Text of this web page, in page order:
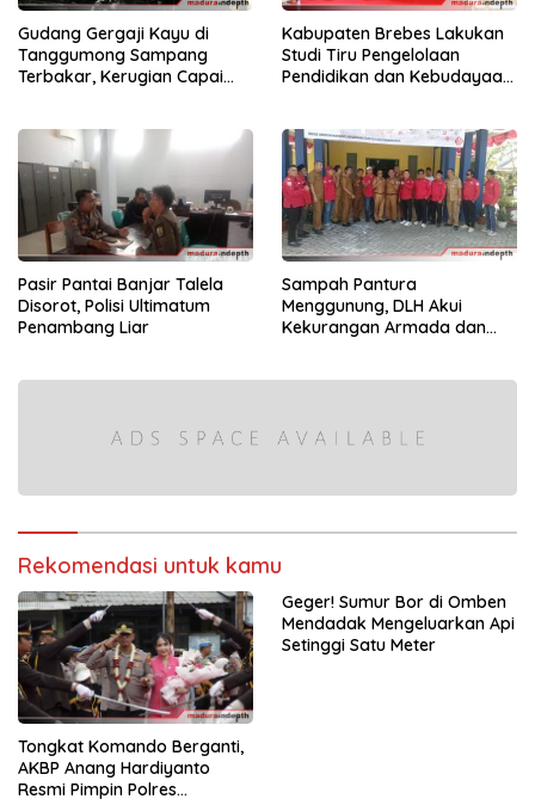
Gudang Gergaji Kayu di
Tanggumong Sampang
Terbakar, Kerugian Capai
Kabupaten Brebes Lakukan
Studi Tiru Pengelolaan
Pendidikan dan Kebudayaan
Pasir Pantai Banjar Talela
Disorot, Polisi Ultimatum
Penambang Liar
Sampah Pantura
Menggunung, DLH Akui
Kekurangan Armada dan
Rekomendasi untuk kamu
Tongkat Komando Berganti,
AKBP Anang Hardiyanto
Resmi Pimpin Polres
Geger! Sumur Bor di Omben
Mendadak Mengeluarkan Api
Setinggi Satu Meter